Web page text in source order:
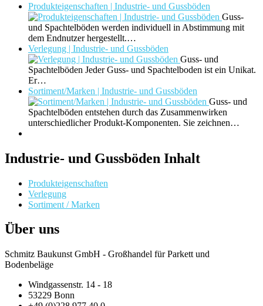
Produkteigenschaften | Industrie- und Gussböden
Guss-
und Spachtelböden werden individuell in Abstimmung mit
dem Endnutzer hergestellt.…
Verlegung | Industrie- und Gussböden
Guss- und
Spachtelböden Jeder Guss- und Spachtelboden ist ein Unikat.
Er…
Sortiment/Marken | Industrie- und Gussböden
Guss- und
Spachtelböden entstehen durch das Zusammenwirken
unterschiedlicher Produkt-Komponenten. Sie zeichnen…
Industrie- und Gussböden Inhalt
Produkteigenschaften
Verlegung
Sortiment / Marken
Über uns
Schmitz Baukunst GmbH - Großhandel für Parkett und
Bodenbeläge
Windgassenstr. 14 - 18
53229 Bonn